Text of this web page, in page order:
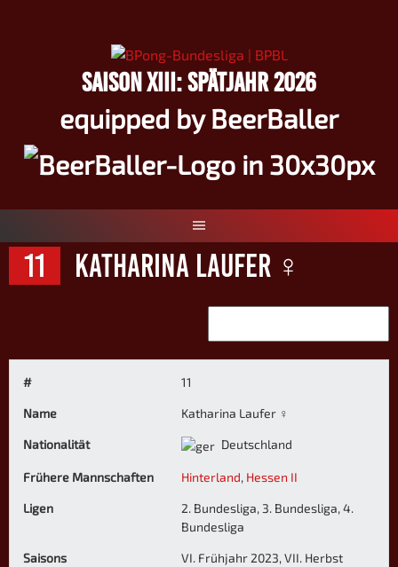
SAISON XIII: SPÄTJAHR 2026
equipped by BeerBaller
11 Katharina Laufer ♀
# 11
Name Katharina Laufer ♀
Nationalität Deutschland
Frühere Mannschaften Hinterland, Hessen II
Ligen
2. Bundesliga, 3. Bundesliga, 4.
Bundesliga
Saisons
VI. Frühjahr 2023, VII. Herbst